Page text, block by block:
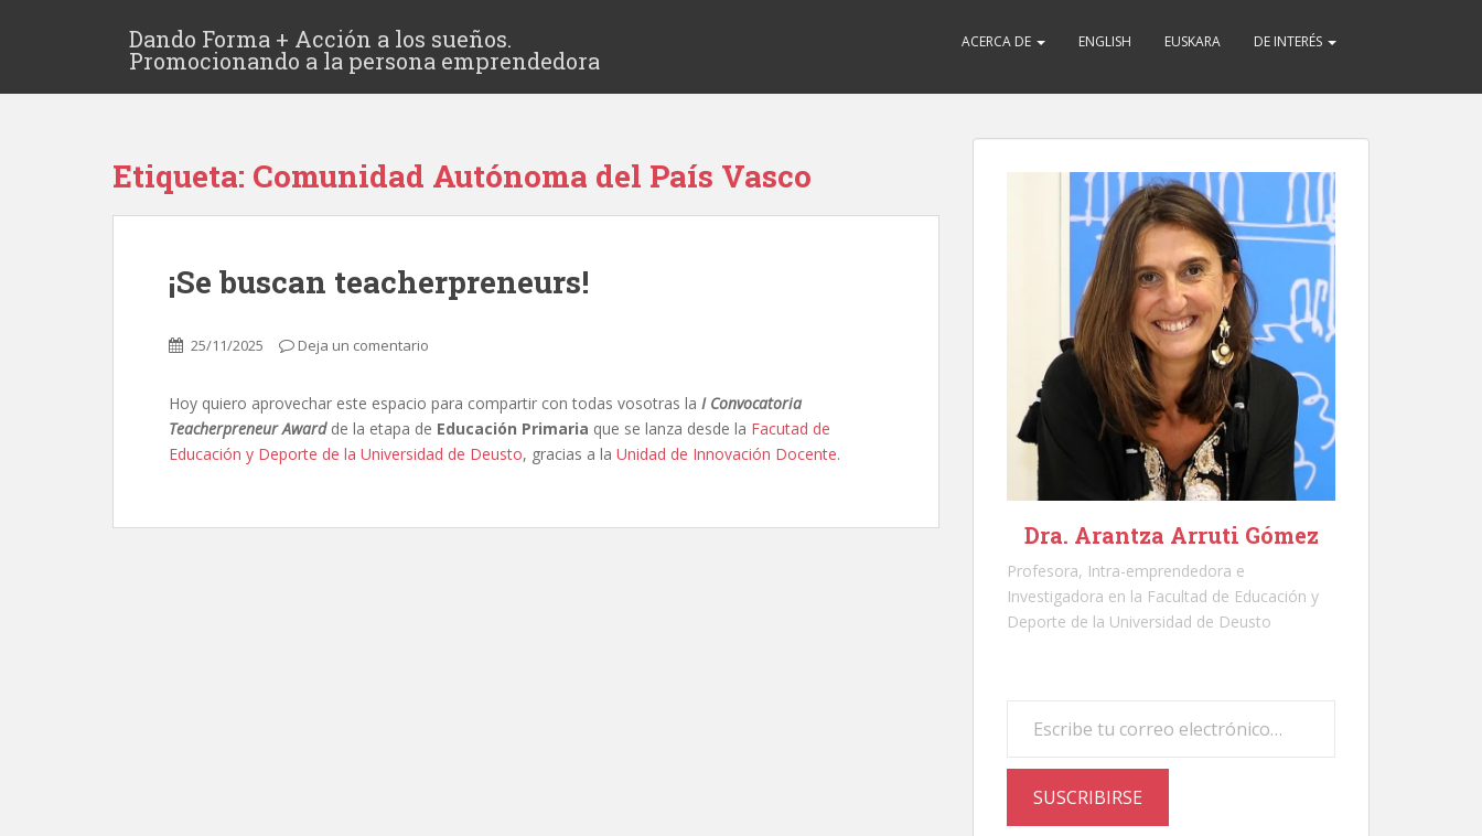
Dando Forma + Acción a los sueños.
Promocionando a la persona emprendedora
ACERCA DE ENGLISH EUSKARA DE INTERÉS
Etiqueta: Comunidad Autónoma del País Vasco
¡Se buscan teacherpreneurs!
25/11/2025 Deja un comentario
Hoy quiero aprovechar este espacio para compartir con todas vosotras la I Convocatoria
Teacherpreneur Award de la etapa de Educación Primaria que se lanza desde la Facutad de
Educación y Deporte de la Universidad de Deusto, gracias a la Unidad de Innovación Docente.
Dra. Arantza Arruti Gómez
Profesora, Intra-emprendedora e
Investigadora en la Facultad de Educación y
Deporte de la Universidad de Deusto
SUSCRIBIRSE